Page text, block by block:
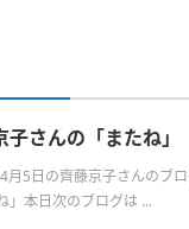
子さんの「またね」
月5日の齊藤京子さんのブ
」本日次のブログは ...